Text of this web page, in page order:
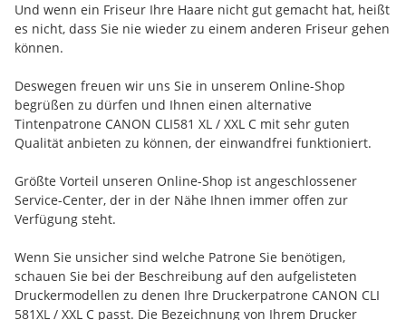
Und wenn ein Friseur Ihre Haare nicht gut gemacht hat, heißt
es nicht, dass Sie nie wieder zu einem anderen Friseur gehen
können.
Deswegen freuen wir uns Sie in unserem Online-Shop
begrüßen zu dürfen und Ihnen einen alternative
Tintenpatrone CANON CLI581 XL / XXL C mit sehr guten
Qualität anbieten zu können, der einwandfrei funktioniert.
Größte Vorteil unseren Online-Shop ist angeschlossener
Service-Center, der in der Nähe Ihnen immer offen zur
Verfügung steht.
Wenn Sie unsicher sind welche Patrone Sie benötigen,
schauen Sie bei der Beschreibung auf den aufgelisteten
Druckermodellen zu denen Ihre Druckerpatrone CANON CLI
581XL / XXL C passt. Die Bezeichnung von Ihrem Drucker